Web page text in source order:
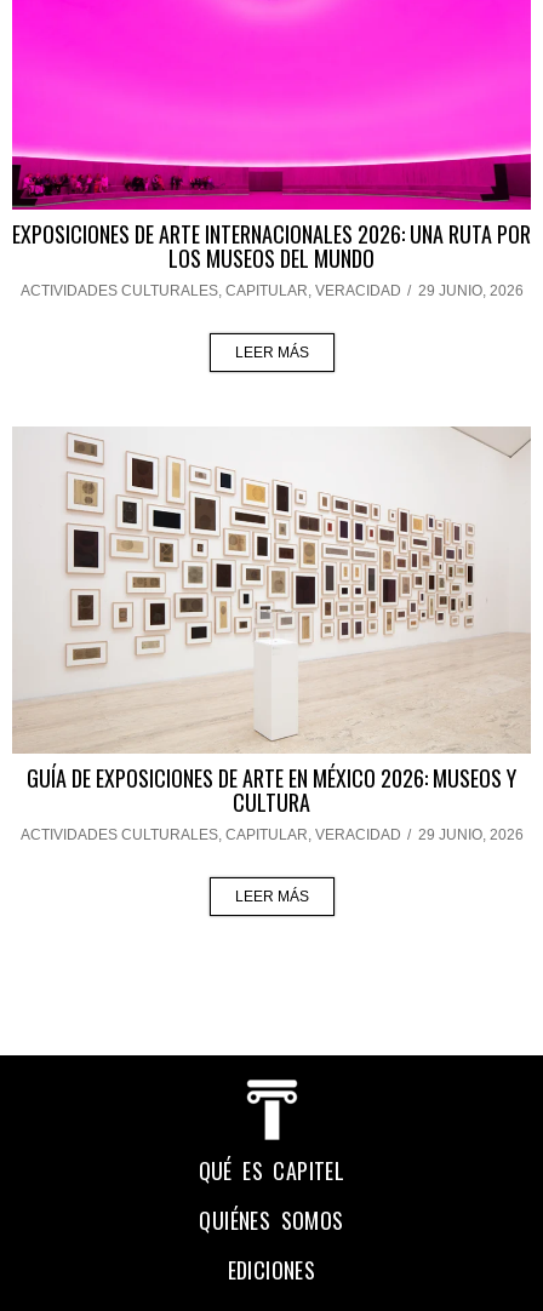
EXPOSICIONES DE ARTE INTERNACIONALES 2026: UNA RUTA POR
LOS MUSEOS DEL MUNDO
ACTIVIDADES CULTURALES, CAPITULAR, VERACIDAD / 29 JUNIO, 2026
LEER MÁS
GUÍA DE EXPOSICIONES DE ARTE EN MÉXICO 2026: MUSEOS Y
CULTURA
ACTIVIDADES CULTURALES, CAPITULAR, VERACIDAD / 29 JUNIO, 2026
LEER MÁS
QUÉ ES CAPITEL
QUIÉNES SOMOS
EDICIONES